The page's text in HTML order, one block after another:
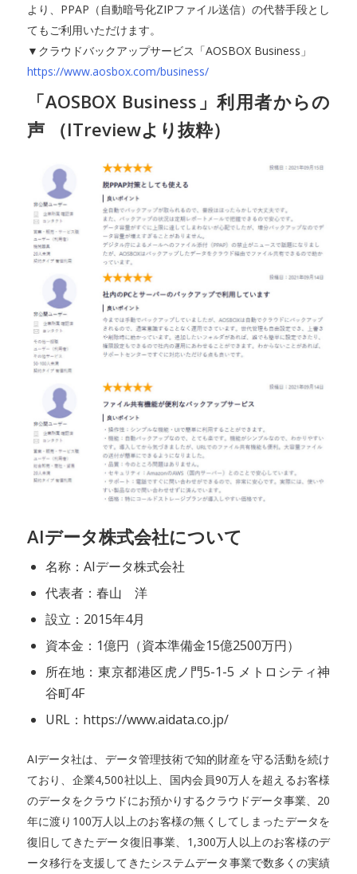
より、PPAP（自動暗号化ZIPファイル送信）の代替手段とし
てもご利用いただけます。
▼クラウドバックアップサービス「AOSBOX Business」
https://www.aosbox.com/business/
「AOSBOX Business」利用者からの
声 （ITreviewより抜粋）
AIデータ株式会社について
名称：AIデータ株式会社
代表者：春山 洋
設立：2015年4月
資本金：1億円（資本準備金15億2500万円）
所在地：東京都港区虎ノ門5-1-5 メトロシティ神
谷町4F
URL：https://www.aidata.co.jp/
AIデータ社は、データ管理技術で知的財産を守る活動を続け
ており、企業4,500社以上、国内会員90万人を超えるお客様
のデータをクラウドにお預かりするクラウドデータ事業、20
年に渡り100万人以上のお客様の無くしてしまったデータを
復旧してきたデータ復旧事業、1,300万人以上のお客様のデ
ータ移行を支援してきたシステムデータ事業で数多くの実績